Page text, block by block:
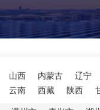
山西 内蒙古
辽宁
云南 西藏 陕西